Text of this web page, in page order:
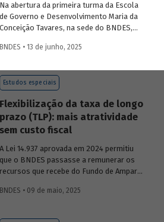
Na abertura da primeira turma da Escola
de Governo e Desenvolvimento Maria da
Conceição Tavares, na sede do BNDES,
José Manuel Salazar-Xirinachs, Secretário
de Gestão e Inovação para o
Setor Público debatarem um novo
região.
BNDES • 13 de junho, 2025
Estudos especiais
Flexibilização da taxa de longo
prazo (TLP): mais atratividade
sem custo fiscal
A Lei 14.937 aprovada em 2024 permitiu
que o BNDES passasse a remunerar os
recursos que recebe do Fundo de Amparo
quanto por taxas nominais prefixadas de
impacto dessa mudança na atratividade
BNDES • 09 de maio, 2025